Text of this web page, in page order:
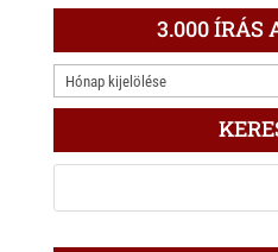
3.000 ÍRÁS
3.000
ÍRÁS